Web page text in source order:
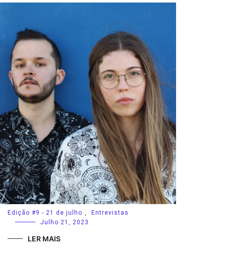
Edição #9 - 21 de julho ,
Entrevistas
Julho 21, 2023
LER MAIS